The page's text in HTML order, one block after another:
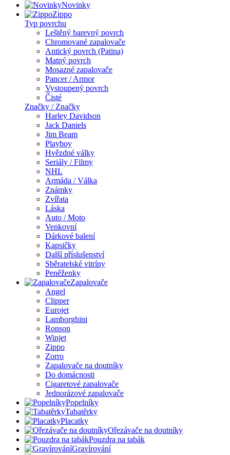
Novinky
Zippo
Typ povrchu
Leštěný barevný povrch
Chromované zapalovače
Antický povrch (Patina)
Matný povrch
Mosazné zapalovače
Pancer / Armor
Vystoupený povrch
Čisté
Značky / Značky
Harley Davidson
Jack Daniels
Jim Beam
Playboy
Hvězdné války
Seriály / Filmy
NHL
Armáda / Válka
Známky
Zvířata
Láska
Auto / Moto
Venkovní
Dárkové balení
Kapsičky
Další příslušenství
Sběratelské vitríny
Peněženky
Zapalovače
Angel
Clipper
Eurojet
Lamborghini
Ronson
Winjet
Zippo
Zorro
Zapalovače na doutníky
Do domácnosti
Cigaretové zapalovače
Jednorázové zapalovače
Popelníky
Tabatěrky
Placatky
Ořezávače na doutníky
Pouzdra na tabák
Gravírování